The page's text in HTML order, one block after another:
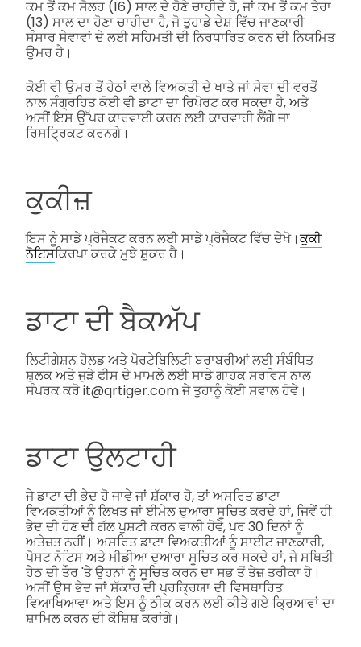
ਕਮ ਤੋਂ ਕਮ ਸੋਲਹ (16) ਸਾਲ ਦੇ ਹੋਣੇ ਚਾਹੀਦੇ ਹੋ, ਜਾਂ ਕਮ ਤੋਂ ਕਮ ਤੇਰਾ
(13) ਸਾਲ ਦਾ ਹੋਣਾ ਚਾਹੀਦਾ ਹੈ, ਜੋ ਤੁਹਾਡੇ ਦੇਸ਼ ਵਿੱਚ ਜਾਣਕਾਰੀ
ਸੰਸਾਰ ਸੇਵਾਵਾਂ ਦੇ ਲਈ ਸਹਿਮਤੀ ਦੀ ਨਿਰਧਾਰਿਤ ਕਰਨ ਦੀ ਨਿਯਮਿਤ
ਉਮਰ ਹੈ।
ਕੋਈ ਵੀ ਉਮਰ ਤੋਂ ਹੇਠਾਂ ਵਾਲੇ ਵਿਅਕਤੀ ਦੇ ਖਾਤੇ ਜਾਂ ਸੇਵਾ ਦੀ ਵਰਤੋਂ
ਨਾਲ ਸੰਗ੍ਰਹਿਤ ਕੋਈ ਵੀ ਡਾਟਾ ਦਾ ਰਿਪੋਰਟ ਕਰ ਸਕਦਾ ਹੈ, ਅਤੇ
ਅਸੀਂ ਇਸ ਉੱਪਰ ਕਾਰਵਾਈ ਕਰਨ ਲਈ ਕਾਰਵਾਹੀ ਲੈਂਗੇ ਜਾ
ਰਿਸਟ੍ਰਿਕਟ ਕਰਨਗੇ।
ਕੁਕੀਜ਼
ਇਸ ਨੂੰ ਸਾਡੇ ਪ੍ਰੋਜੈਕਟ ਕਰਨ ਲਈ ਸਾਡੇ ਪ੍ਰੋਜੈਕਟ ਵਿੱਚ ਦੇਖੋ।ਕੁਕੀ
ਨੋਟਿਸਕਿਰਪਾ ਕਰਕੇ ਮੁਝੇ ਸ਼ੁਕਰ ਹੈ।
ਡਾਟਾ ਦੀ ਬੈਕਅੱਪ
ਲਿਟੀਗੇਸ਼ਨ ਹੋਲਡ ਅਤੇ ਪੋਰਟੇਬਿਲਿਟੀ ਬਰਾਬਰੀਆਂ ਲਈ ਸੰਬੰਧਿਤ
ਸ਼ੁਲਕ ਅਤੇ ਜੁੜੇ ਫੀਸ ਦੇ ਮਾਮਲੇ ਲਈ ਸਾਡੇ ਗਾਹਕ ਸਰਵਿਸ ਨਾਲ
ਸੰਪਰਕ ਕਰੋ it@qrtiger.com ਜੇ ਤੁਹਾਨੂੰ ਕੋਈ ਸਵਾਲ ਹੋਵੇ।
ਡਾਟਾ ਉਲਟਾਹੀ
ਜੇ ਡਾਟਾ ਦੀ ਭੇਦ ਹੋ ਜਾਵੇ ਜਾਂ ਸ਼ੱਕਾਰ ਹੋ, ਤਾਂ ਅਸਰਿਤ ਡਾਟਾ
ਵਿਅਕਤੀਆਂ ਨੂੰ ਲਿਖਤ ਜਾਂ ਈਮੇਲ ਦੁਆਰਾ ਸੂਚਿਤ ਕਰਦੇ ਹਾਂ, ਜਿਵੇਂ ਹੀ
ਭੇਦ ਦੀ ਹੋਣ ਦੀ ਗੱਲ ਪੁਸ਼ਟੀ ਕਰਨ ਵਾਲੀ ਹੋਵੇ, ਪਰ 30 ਦਿਨਾਂ ਨੂੰ
ਅਤੇਜ਼ਤ ਨਹੀਂ। ਅਸਰਿਤ ਡਾਟਾ ਵਿਅਕਤੀਆਂ ਨੂੰ ਸਾਈਟ ਜਾਣਕਾਰੀ,
ਪੋਸਟ ਨੋਟਿਸ ਅਤੇ ਮੀਡੀਆ ਦੁਆਰਾ ਸੂਚਿਤ ਕਰ ਸਕਦੇ ਹਾਂ, ਜੇ ਸਥਿਤੀ
ਹੇਠ ਦੀ ਤੌਰ 'ਤੇ ਉਹਨਾਂ ਨੂੰ ਸੂਚਿਤ ਕਰਨ ਦਾ ਸਭ ਤੋਂ ਤੇਜ਼ ਤਰੀਕਾ ਹੋ।
ਅਸੀਂ ਉਸ ਭੇਦ ਜਾਂ ਸ਼ੱਕਾਰ ਦੀ ਪ੍ਰਕ੍ਰਿਯਾ ਦੀ ਵਿਸਥਾਰਿਤ
ਵਿਆਖਿਆਵਾ ਅਤੇ ਇਸ ਨੂੰ ਠੀਕ ਕਰਨ ਲਈ ਕੀਤੇ ਗਏ ਕ੍ਰਿਆਵਾਂ ਦਾ
ਸ਼ਾਮਿਲ ਕਰਨ ਦੀ ਕੋਸ਼ਿਸ਼ ਕਰਾਂਗੇ।